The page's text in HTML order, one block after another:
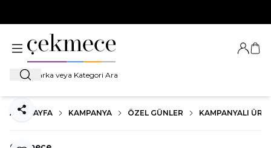
Ara
Giriş
ANA SAYFA KAMPANYA ÖZEL GÜNLER KAMPANYALI
Paylaş